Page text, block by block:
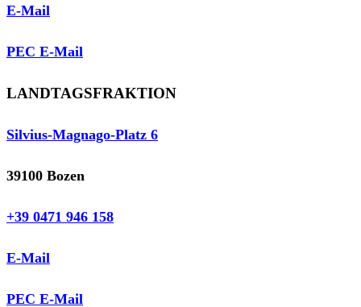
E-Mail
PEC E-Mail
LANDTAGSFRAKTION
Silvius-Magnago-Platz 6
39100 Bozen
+39 0471 946 158
E-Mail
PEC E-Mail